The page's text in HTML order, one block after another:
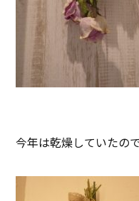
今年は乾燥していたの